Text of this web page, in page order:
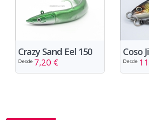
Crazy Sand Eel 150
Desde 7,20 €
Coso
Desde